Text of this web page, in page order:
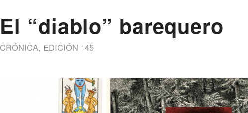
El “diablo” barequero
CRÓNICA, EDICIÓN 145